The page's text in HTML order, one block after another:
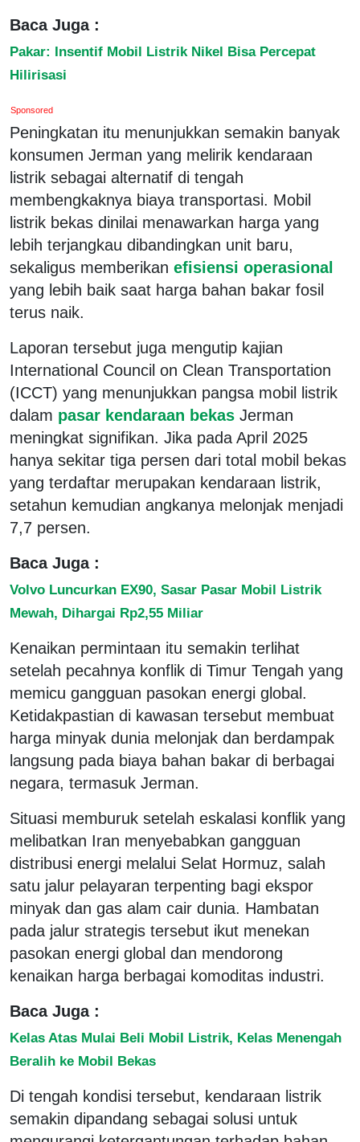
Baca Juga :
Pakar: Insentif Mobil Listrik Nikel Bisa Percepat
Hilirisasi
Sponsored
Peningkatan itu menunjukkan semakin banyak
konsumen Jerman yang melirik kendaraan
listrik sebagai alternatif di tengah
membengkaknya biaya transportasi. Mobil
listrik bekas dinilai menawarkan harga yang
lebih terjangkau dibandingkan unit baru,
sekaligus memberikan efisiensi operasional
yang lebih baik saat harga bahan bakar fosil
terus naik.
Laporan tersebut juga mengutip kajian
International Council on Clean Transportation
(ICCT) yang menunjukkan pangsa mobil listrik
dalam pasar kendaraan bekas Jerman
meningkat signifikan. Jika pada April 2025
hanya sekitar tiga persen dari total mobil bekas
yang terdaftar merupakan kendaraan listrik,
setahun kemudian angkanya melonjak menjadi
7,7 persen.
Baca Juga :
Volvo Luncurkan EX90, Sasar Pasar Mobil Listrik
Mewah, Dihargai Rp2,55 Miliar
Kenaikan permintaan itu semakin terlihat
setelah pecahnya konflik di Timur Tengah yang
memicu gangguan pasokan energi global.
Ketidakpastian di kawasan tersebut membuat
harga minyak dunia melonjak dan berdampak
langsung pada biaya bahan bakar di berbagai
negara, termasuk Jerman.
Situasi memburuk setelah eskalasi konflik yang
melibatkan Iran menyebabkan gangguan
distribusi energi melalui Selat Hormuz, salah
satu jalur pelayaran terpenting bagi ekspor
minyak dan gas alam cair dunia. Hambatan
pada jalur strategis tersebut ikut menekan
pasokan energi global dan mendorong
kenaikan harga berbagai komoditas industri.
Baca Juga :
Kelas Atas Mulai Beli Mobil Listrik, Kelas Menengah
Beralih ke Mobil Bekas
Di tengah kondisi tersebut, kendaraan listrik
semakin dipandang sebagai solusi untuk